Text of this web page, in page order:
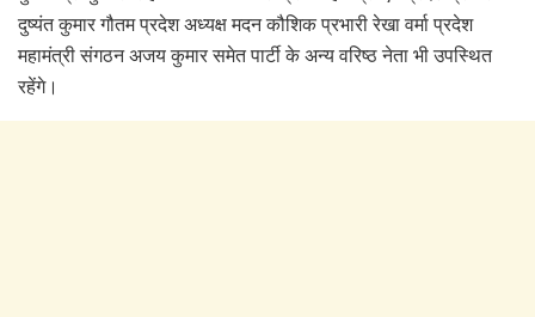
दुष्यंत कुमार गौतम प्रदेश अध्यक्ष मदन कौशिक प्रभारी रेखा वर्मा प्रदेश
महामंत्री संगठन अजय कुमार समेत पार्टी के अन्य वरिष्ठ नेता भी उपस्थित
रहेंगे।